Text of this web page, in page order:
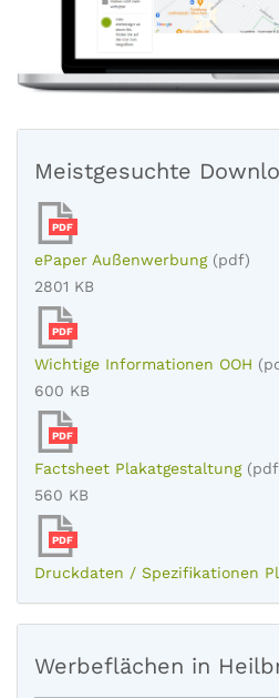
Meistgesuchte
PDF
ePaper Außenwerbung (pdf)
2801 KB
PDF
Wichtige Informationen OOH
600 KB
PDF
Factsheet Plakatgestaltung
560 KB
PDF
Druckdaten / Spezifikationen
Werbeflächen in